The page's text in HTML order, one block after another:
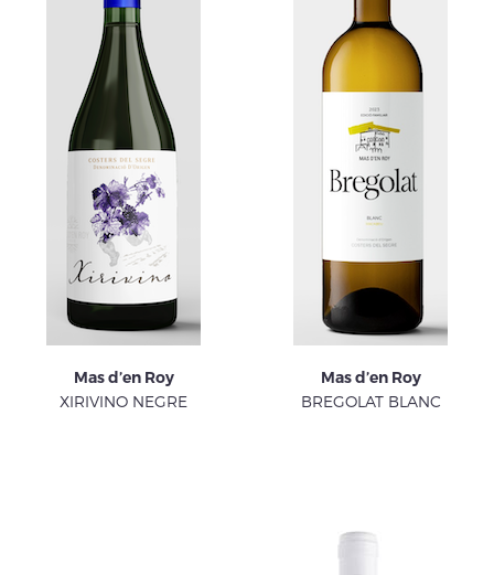
Mas d’en Roy
XIRIVINO NEGRE
Mas d’en Roy
BREGOLAT BLANC